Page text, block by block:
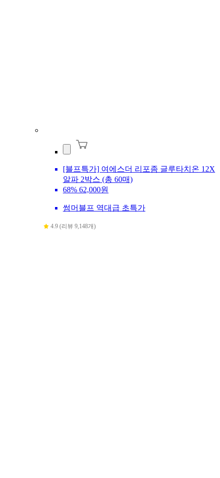
[블프특가] 여에스더 리포좀 글루타치온 12X
알파 2박스 (총 60매)
68% 62,000원
썸머블프 역대급 초특가
4.9 (리뷰 9,148개)